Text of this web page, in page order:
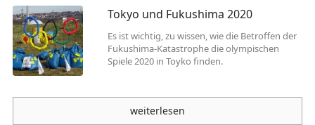
Tokyo und Fukushima 2020
Es ist wichtig, zu wissen, wie die Betroffen der
Fukushima-Katastrophe die olympischen
Spiele 2020 in Toyko finden.
weiterlesen